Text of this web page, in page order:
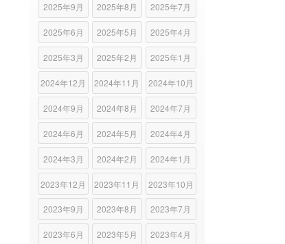
2025年9月 2025年8月 2025年7月
2025年6月 2025年5月 2025年4月
2025年3月 2025年2月 2025年1月
2024年12月 2024年11月 2024年10月
2024年9月 2024年8月 2024年7月
2024年6月 2024年5月 2024年4月
2024年3月 2024年2月 2024年1月
2023年12月 2023年11月 2023年10月
2023年9月 2023年8月 2023年7月
2023年6月 2023年5月 2023年4月